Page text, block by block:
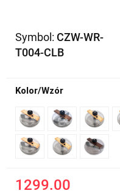
Symbol: CZW-WR-
T004-CLB
Kolor/Wzór
1299.00